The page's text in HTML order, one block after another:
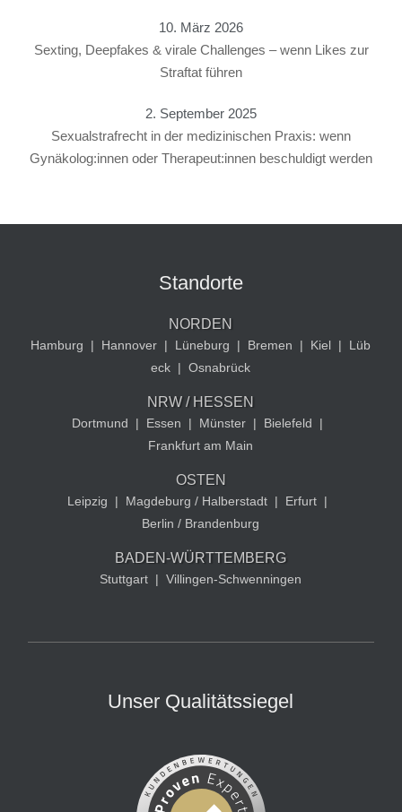
10. März 2026
Sexting, Deepfakes & virale Challenges – wenn Likes zur
Straftat führen
2. September 2025
Sexualstrafrecht in der medizinischen Praxis: wenn
Gynäkolog:innen oder Therapeut:innen beschuldigt werden
Standorte
NORDEN
Hamburg | Hannover | Lüneburg | Bremen | Kiel |
Lüb
eck | Osnabrück
NRW / HESSEN
Dortmund | Essen | Münster | Bielefeld
|
Frankfurt am Main
OSTEN
Leipzig | Magdeburg / Halberstadt | Erfurt |
Berlin / Brandenburg
BADEN-WÜRTTEMBERG
Stuttgart | Villingen-Schwenningen
Unser Qualitätssiegel